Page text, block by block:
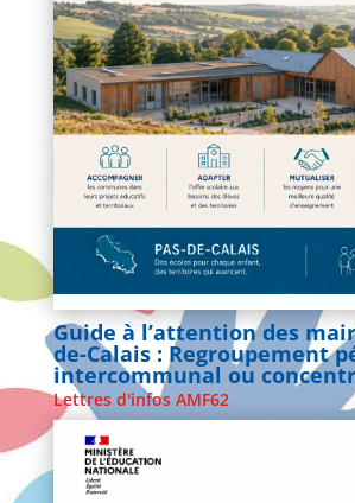
Guide à l’attention des
de-Calais : Regroupement
intercommunal ou
Lettres d'infos AMF62